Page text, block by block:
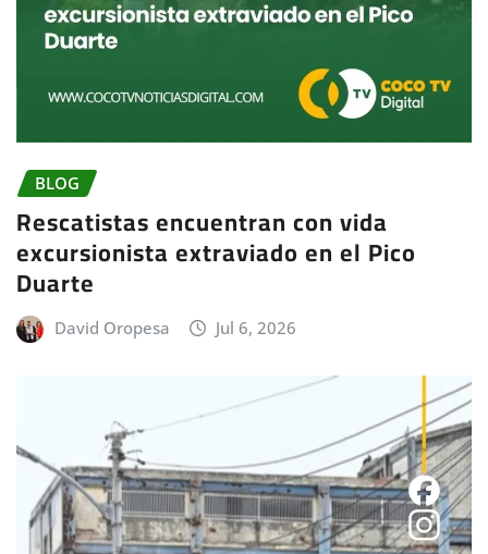
BLOG
Rescatistas encuentran con vida
excursionista extraviado en el Pico
Duarte
David Oropesa Jul 6, 2026